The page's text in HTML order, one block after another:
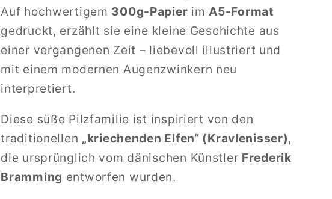
Auf hochwertigem 300g-Papier im A5-Format
gedruckt, erzählt sie eine kleine Geschichte aus
einer vergangenen Zeit – liebevoll illustriert und
mit einem modernen Augenzwinkern neu
interpretiert.
Diese süße Pilzfamilie ist inspiriert von den
traditionellen „kriechenden Elfen“ (Kravlenisser),
die ursprünglich vom dänischen Künstler Frederik
Bramming entworfen wurden.